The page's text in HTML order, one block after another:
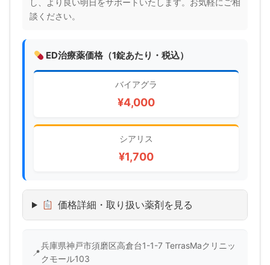
し、より良い明日をサポートいたします。お気軽にご相
談ください。
ED治療薬価格（1錠あたり・税込）
バイアグラ
¥4,000
シアリス
¥1,700
価格詳細・取り扱い薬剤を見る
兵庫県神戸市須磨区高倉台1-1-7 TerrasMaクリニッ
クモール103